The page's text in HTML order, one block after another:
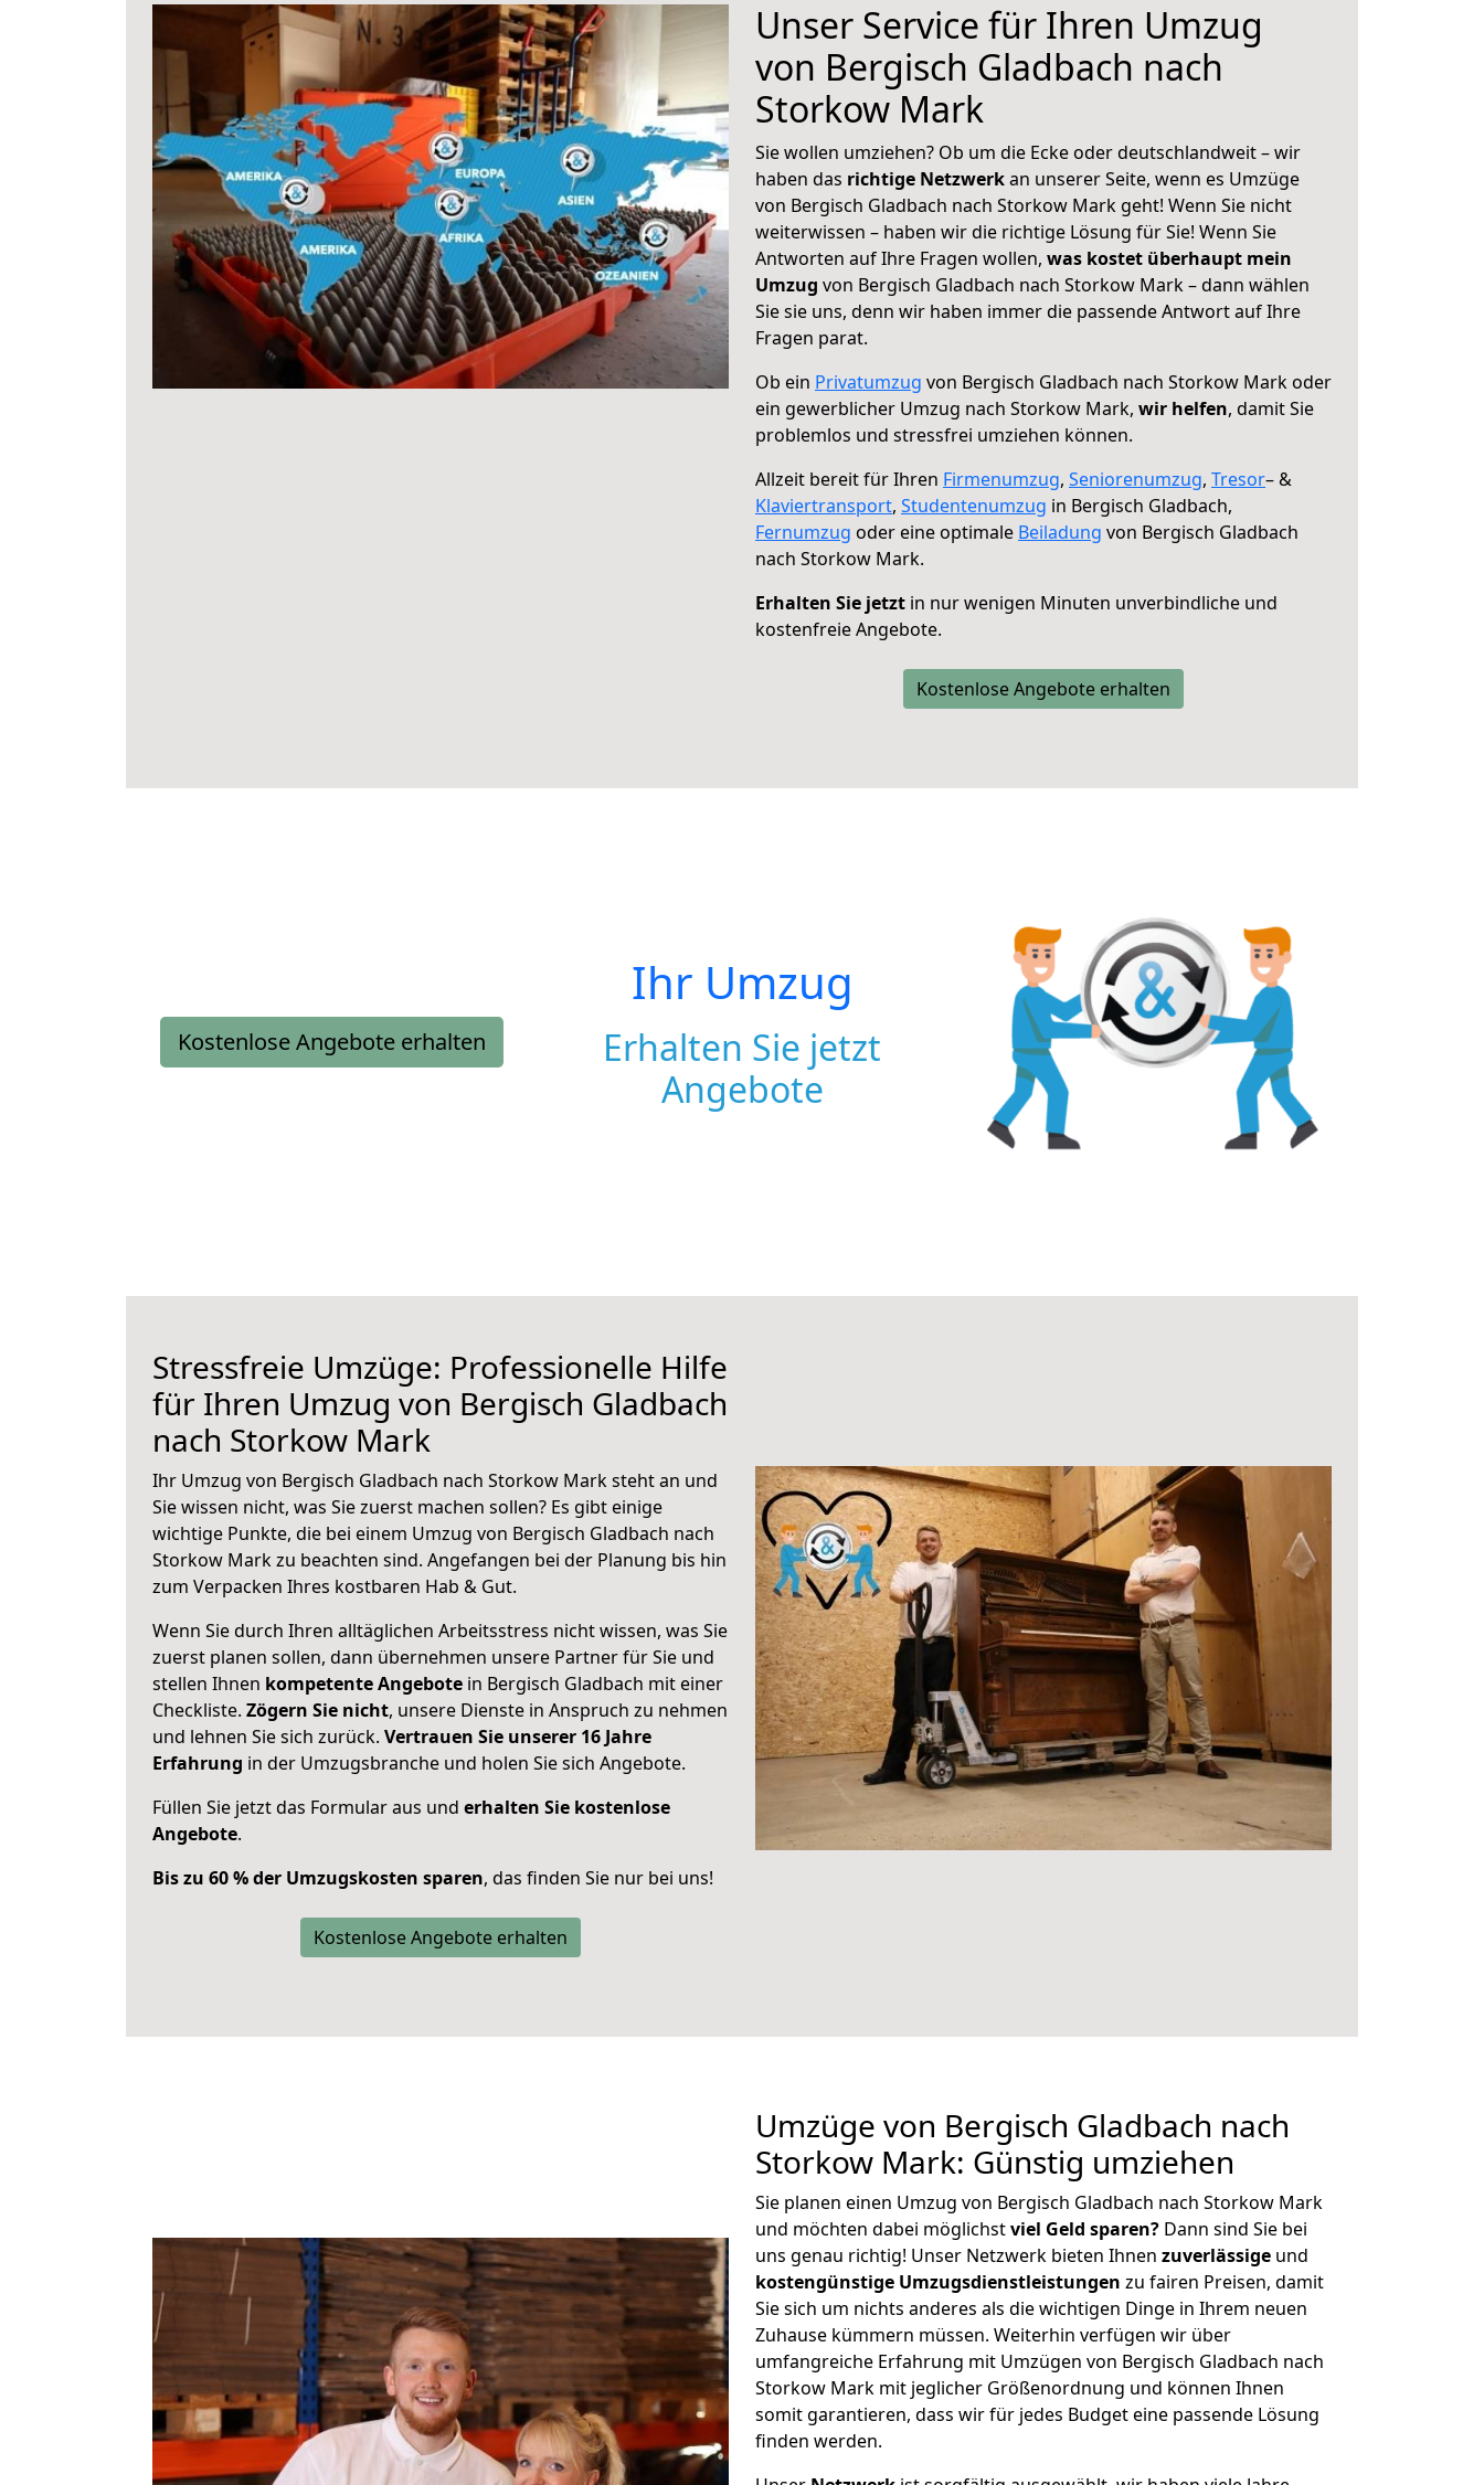
Unser Service für Ihren Umzug
von Bergisch Gladbach nach
Storkow Mark
Sie wollen umziehen? Ob um die Ecke oder deutschlandweit – wir
haben das richtige Netzwerkan unserer Seite, wenn es Umzüge
von Bergisch Gladbach nach Storkow Mark geht! Wenn Sie nicht
weiterwissen – haben wir die richtige Lösung für Sie! Wenn Sie
Antworten auf Ihre Fragen wollen, was kostet überhaupt mein
Umzug von Bergisch Gladbach nach Storkow Mark – dann wählen
Sie sie uns, denn wir haben immer die passende Antwort auf Ihre
Fragen parat.
Ob ein Privatumzug von Bergisch Gladbach nach Storkow Mark oder
ein gewerblicher Umzug nach Storkow Mark, wir helfen, damit Sie
problemlos und stressfrei umziehen können.
Allzeit bereit für Ihren Firmenumzug, Seniorenumzug, Tresor– &
Klaviertransport, Studentenumzug in Bergisch Gladbach,
Fernumzug oder eine optimale Beiladung von Bergisch Gladbach
nach Storkow Mark.
Erhalten Sie jetzt in nur wenigen Minuten unverbindliche und
kostenfreie Angebote.
Kostenlose Angebote erhalten
Kostenlose Angebote erhalten
Ihr Umzug
Erhalten Sie jetzt
Angebote
Stressfreie Umzüge: Professionelle Hilfe
für Ihren Umzug von Bergisch Gladbach
nach Storkow Mark
Ihr Umzug von Bergisch Gladbach nach Storkow Mark steht an und
Sie wissen nicht, was Sie zuerst machen sollen? Es gibt einige
wichtige Punkte, die bei einem Umzug von Bergisch Gladbach nach
Storkow Mark zu beachten sind. Angefangen bei der Planung bis hin
zum Verpacken Ihres kostbaren Hab & Gut.
Wenn Sie durch Ihren alltäglichen Arbeitsstress nicht wissen, was Sie
zuerst planen sollen, dann übernehmen unsere Partner für Sie und
stellen Ihnen kompetente Angebote in Bergisch Gladbach mit einer
Checkliste. Zögern Sie nicht, unsere Dienste in Anspruch zu nehmen
und lehnen Sie sich zurück. Vertrauen Sie unserer 16 Jahre
Erfahrung in der Umzugsbranche und holen Sie sich Angebote.
Füllen Sie jetzt das Formular aus und erhalten Sie kostenlose
Angebote.
Bis zu 60 % der Umzugskosten sparen, das finden Sie nur bei uns!
Kostenlose Angebote erhalten
Umzüge von Bergisch Gladbach nach
Storkow Mark: Günstig umziehen
Sie planen einen Umzug von Bergisch Gladbach nach Storkow Mark
und möchten dabei möglichstviel Geld sparen? Dann sind Sie bei
uns genau richtig! Unser Netzwerk bieten Ihnen zuverlässige und
kostengünstige Umzugsdienstleistungen zu fairen Preisen, damit
Sie sich um nichts anderes als die wichtigen Dinge in Ihrem neuen
Zuhause kümmern müssen. Weiterhin verfügen wir über
umfangreiche Erfahrung mit Umzügen von Bergisch Gladbach nach
Storkow Mark mit jeglicher Größenordnung und können Ihnen
somit garantieren, dass wir für jedes Budget eine passende Lösung
finden werden.